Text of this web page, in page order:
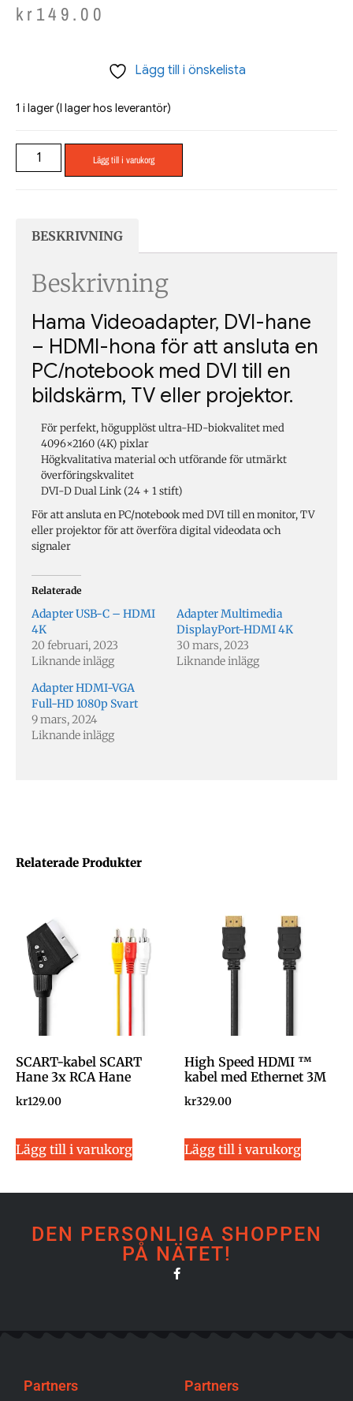
kr 149.00
Lägg till i önskelista
1 i lager (I lager hos leverantör)
Lägg till i varukorg
BESKRIVNING
Beskrivning
Hama Videoadapter, DVI-hane
– HDMI-hona för att ansluta en
PC/notebook med DVI till en
bildskärm, TV eller projektor.
För perfekt, högupplöst ultra-HD-biokvalitet med
4096×2160 (4K) pixlar
Högkvalitativa material och utförande för utmärkt
överföringskvalitet
DVI-D Dual Link (24 + 1 stift)
För att ansluta en PC/notebook med DVI till en monitor, TV
eller projektor för att överföra digital videodata och
signaler
Relaterade
Adapter USB-C – HDMI
4K
20 februari, 2023
Liknande inlägg
Adapter Multimedia
DisplayPort-HDMI 4K
30 mars, 2023
Liknande inlägg
Adapter HDMI-VGA
Full-HD 1080p Svart
9 mars, 2024
Liknande inlägg
Relaterade Produkter
SCART-kabel SCART
Hane 3x RCA Hane
kr129.00
Lägg till i varukorg
High Speed ​​HDMI ™
kabel med Ethernet 3M
kr329.00
Lägg till i varukorg
DEN PERSONLIGA SHOPPEN
PÅ NÄTET!
Partners Partners